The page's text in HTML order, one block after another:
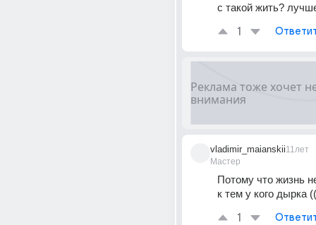
с такой жить?
1
vladimir_maianskii
Мастер
11лет
Потому что жизнь
к тем у кого дырка
1